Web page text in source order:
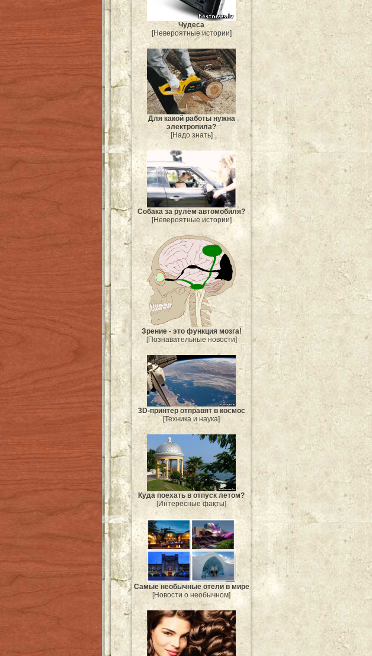
Чудеса
[Невероятные истории]
Для какой работы нужна
электропила?
[Надо знать]
Собака за рулём автомобиля?
[Невероятные истории]
Зрение - это функция мозга!
[Познавательные новости]
3D-принтер отправят в космос
[Техника и наука]
Куда поехать в отпуск летом?
[Интересные факты]
Самые необычные отели в мире
[Новости о необычном]